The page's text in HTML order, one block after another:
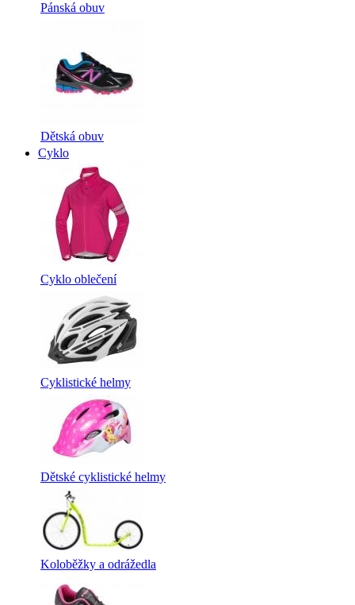
Pánská obuv
Dětská obuv
Cyklo
Cyklo oblečení
Cyklistické helmy
Dětské cyklistické helmy
Koloběžky a odrážedla